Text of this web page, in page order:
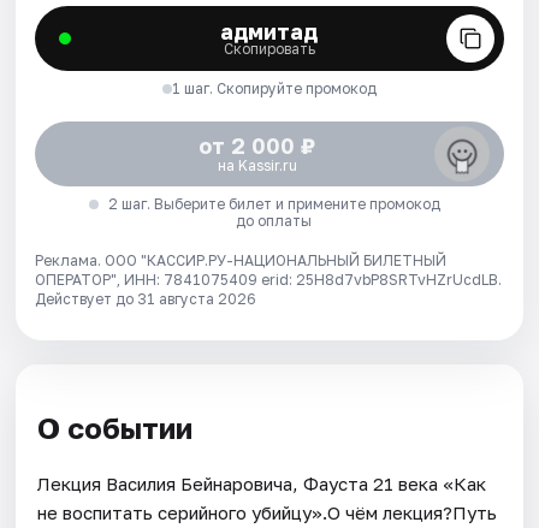
адмитад
Скопировать
1 шаг. Скопируйте промокод
от 2 000 ₽
на Kassir.ru
2 шаг. Выберите билет и примените промокод
до оплаты
Реклама. ООО "КАССИР.РУ-НАЦИОНАЛЬНЫЙ БИЛЕТНЫЙ
ОПЕРАТОР", ИНН: 7841075409 erid: 25H8d7vbP8SRTvHZrUcdLB.
Действует до 31 августа 2026
О событии
Лекция Василия Бейнаровича, Фауста 21 века «Как
не воспитать серийного убийцу».О чём лекция?Путь